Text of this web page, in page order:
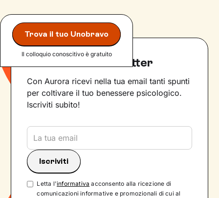
Trova il tuo Unobravo
Il colloquio conoscitivo è gratuito
Iscriviti alla newsletter
Con Aurora ricevi nella tua email tanti spunti
per coltivare il tuo benessere psicologico.
Iscriviti subito!
Letta l'informativa acconsento alla ricezione di
comunicazioni informative e promozionali di cui al